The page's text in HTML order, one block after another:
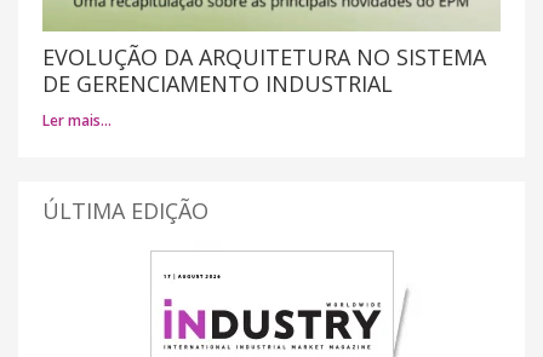
EVOLUÇÃO DA ARQUITETURA NO SISTEMA
DE GERENCIAMENTO INDUSTRIAL
Ler mais…
ÚLTIMA EDIÇÃO